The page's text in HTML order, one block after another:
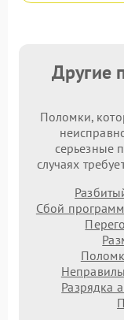
Другие
Поломки,
серьезные
случаях
Сбой
Разрядка